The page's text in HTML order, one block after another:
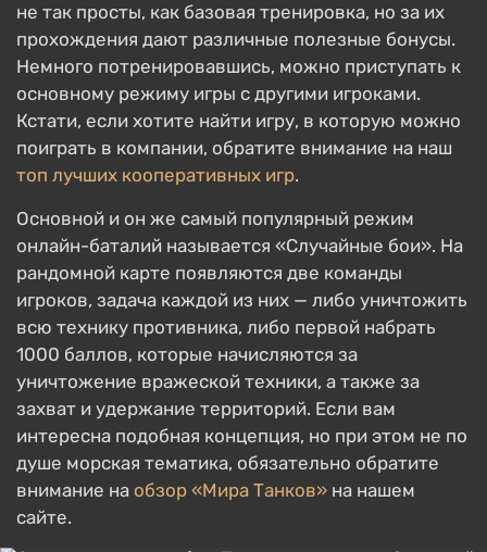
не так просты, как базовая тренировка, но за их
прохождения дают различные полезные бонусы.
Немного потренировавшись, можно приступать к
основному режиму игры с другими игроками.
Кстати, если хотите найти игру, в которую можно
поиграть в компании, обратите внимание на наш
топ лучших кооперативных игр.
Основной и он же самый популярный режим
онлайн-баталий называется «Случайные бои». На
рандомной карте появляются две команды
игроков, задача каждой из них — либо уничтожить
всю технику противника, либо первой набрать
1000 баллов, которые начисляются за
уничтожение вражеской техники, а также за
захват и удержание территорий. Если вам
интересна подобная концепция, но при этом не по
душе морская тематика, обязательно обратите
внимание на обзор «Мира Танков» на нашем
сайте.